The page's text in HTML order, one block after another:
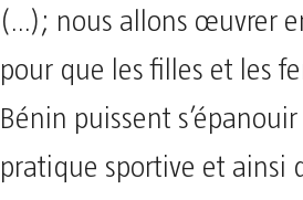
(…); nous allons œuvrer
pour que les filles et les
Bénin puissent
pratique sportive et ainsi